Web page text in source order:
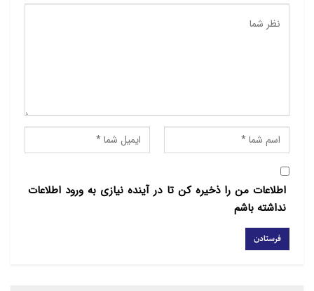
راهپیمایی بدون هیچ گونه درگیری پایان یافت.
علیه فعالیت های
این گروه و گروه های مشابه آن با شعار «نه به پگیدا»
انجام شده است و این
گروه در برابر راهپیمایی های مخالفان خود همواره مجبور به
ترک میدان شده
منبع : ابنا
اطلاعات من را ذخیره کن تا در آینده نیازی به ورود اطلاعات
نداشته باشم